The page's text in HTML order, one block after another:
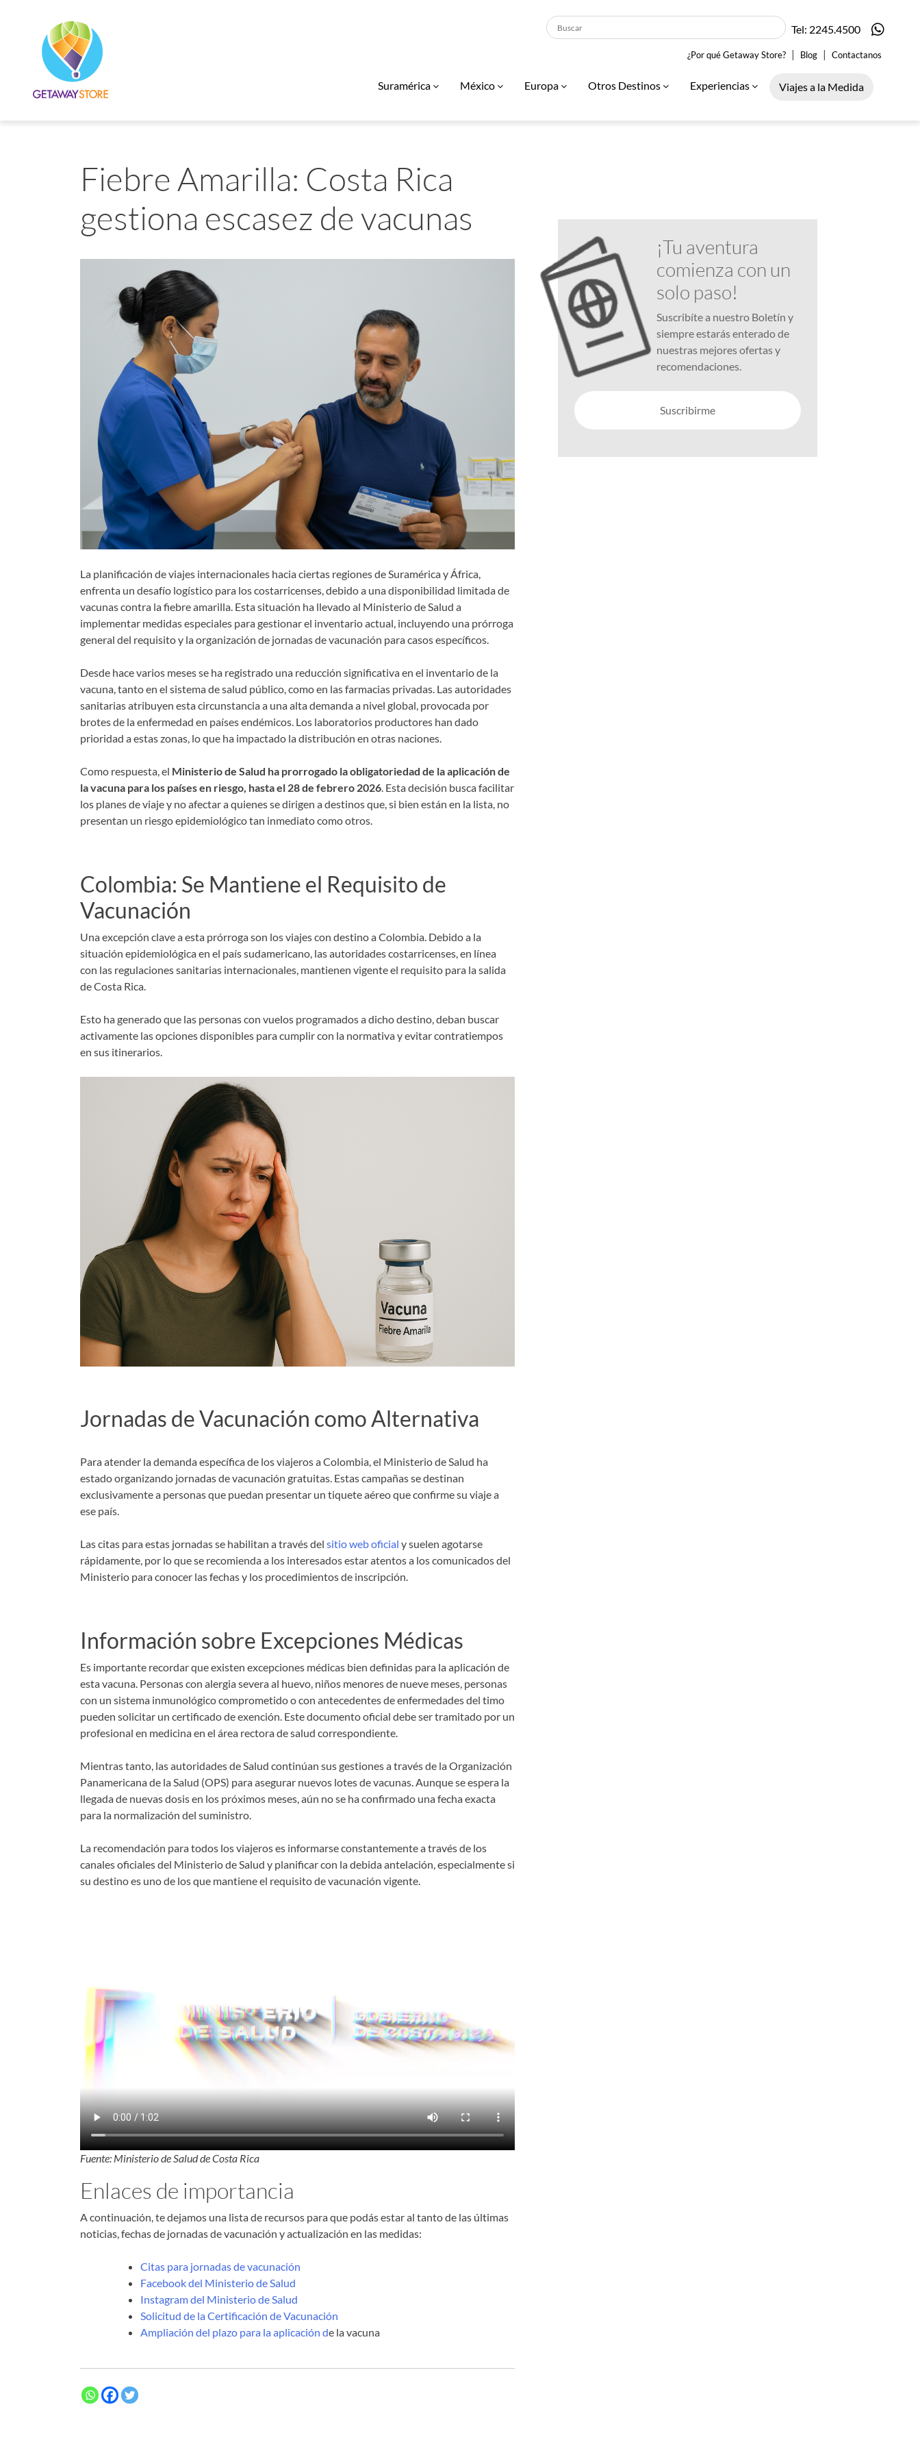
Tel: 2245.4500
¿Por qué Getaway Store? | Blog | Contactanos
Suramérica México Europa Otros Destinos Experiencias Viajes a la Medida
Fiebre Amarilla: Costa Rica
gestiona escasez de vacunas
La planificación de viajes internacionales hacia ciertas regiones de Suramérica y África,
enfrenta un desafío logístico para los costarricenses, debido a una disponibilidad limitada de
vacunas contra la fiebre amarilla. Esta situación ha llevado al Ministerio de Salud a
implementar medidas especiales para gestionar el inventario actual, incluyendo una prórroga
general del requisito y la organización de jornadas de vacunación para casos específicos.
Desde hace varios meses se ha registrado una reducción significativa en el inventario de la
vacuna, tanto en el sistema de salud público, como en las farmacias privadas. Las autoridades
sanitarias atribuyen esta circunstancia a una alta demanda a nivel global, provocada por
brotes de la enfermedad en países endémicos. Los laboratorios productores han dado
prioridad a estas zonas, lo que ha impactado la distribución en otras naciones.
Como respuesta, el Ministerio de Salud ha prorrogado la obligatoriedad de la aplicación de
la vacuna para los países en riesgo, hasta el 28 de febrero 2026 . Esta decisión busca facilitar
los planes de viaje y no afectar a quienes se dirigen a destinos que, si bien están en la lista, no
presentan un riesgo epidemiológico tan inmediato como otros.
Colombia: Se Mantiene el Requisito de
Vacunación
Una excepción clave a esta prórroga son los viajes con destino a Colombia. Debido a la
situación epidemiológica en el país sudamericano, las autoridades costarricenses, en línea
con las regulaciones sanitarias internacionales, mantienen vigente el requisito para la salida
de Costa Rica.
Esto ha generado que las personas con vuelos programados a dicho destino, deban buscar
activamente las opciones disponibles para cumplir con la normativa y evitar contratiempos
en sus itinerarios.
Jornadas de Vacunación como Alternativa
Para atender la demanda específica de los viajeros a Colombia, el Ministerio de Salud ha
estado organizando jornadas de vacunación gratuitas. Estas campañas se destinan
exclusivamente a personas que puedan presentar un tiquete aéreo que confirme su viaje a
ese país.
Las citas para estas jornadas se habilitan a través del sitio web oficial y suelen agotarse
rápidamente, por lo que se recomienda a los interesados estar atentos a los comunicados del
Ministerio para conocer las fechas y los procedimientos de inscripción.
Información sobre Excepciones Médicas
Es importante recordar que existen excepciones médicas bien definidas para la aplicación de
esta vacuna. Personas con alergia severa al huevo, niños menores de nueve meses, personas
con un sistema inmunológico comprometido o con antecedentes de enfermedades del timo
pueden solicitar un certificado de exención. Este documento oficial debe ser tramitado por un
profesional en medicina en el área rectora de salud correspondiente.
Mientras tanto, las autoridades de Salud continúan sus gestiones a través de la Organización
Panamericana de la Salud (OPS) para asegurar nuevos lotes de vacunas. Aunque se espera la
llegada de nuevas dosis en los próximos meses, aún no se ha confirmado una fecha exacta
para la normalización del suministro.
La recomendación para todos los viajeros es informarse constantemente a través de los
canales oficiales del Ministerio de Salud y planificar con la debida antelación, especialmente si
su destino es uno de los que mantiene el requisito de vacunación vigente.
Fuente: Ministerio de Salud de Costa Rica
Enlaces de importancia
A continuación, te dejamos una lista de recursos para que podás estar al tanto de las últimas
noticias, fechas de jornadas de vacunación y actualización en las medidas:
Citas para jornadas de vacunación
Facebook del Ministerio de Salud
Instagram del Ministerio de Salud
Solicitud de la Certificación de Vacunación
Ampliación del plazo para la aplicación de la vacuna
¡Tu aventura
comienza con un
solo paso!
Suscribíte a nuestro Boletín y
siempre estarás enterado de
nuestras mejores ofertas y
recomendaciones.
Suscribirme